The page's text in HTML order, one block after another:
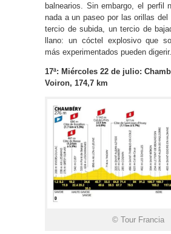
balnearios. Sin embargo, el perfil
nada a un paseo por las orillas del
tercio de subida, un tercio de
llano: un cóctel explosivo que
más experimentados pueden digerir.
17ª: Miércoles 22 de julio:
Voiron, 174,7 km
© Tour Francia